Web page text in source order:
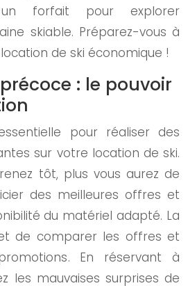
forfait pour explorer
skiable. Préparez-vous à
de ski économique !
: le pouvoir
pour réaliser des
sur votre location de ski.
tôt, plus vous aurez de
des meilleures offres et
du matériel adapté. La
de comparer les offres et
En réservant à
les mauvaises surprises de